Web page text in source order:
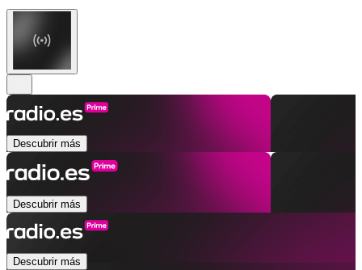
Descubrir más
Descubrir más
Descubrir más